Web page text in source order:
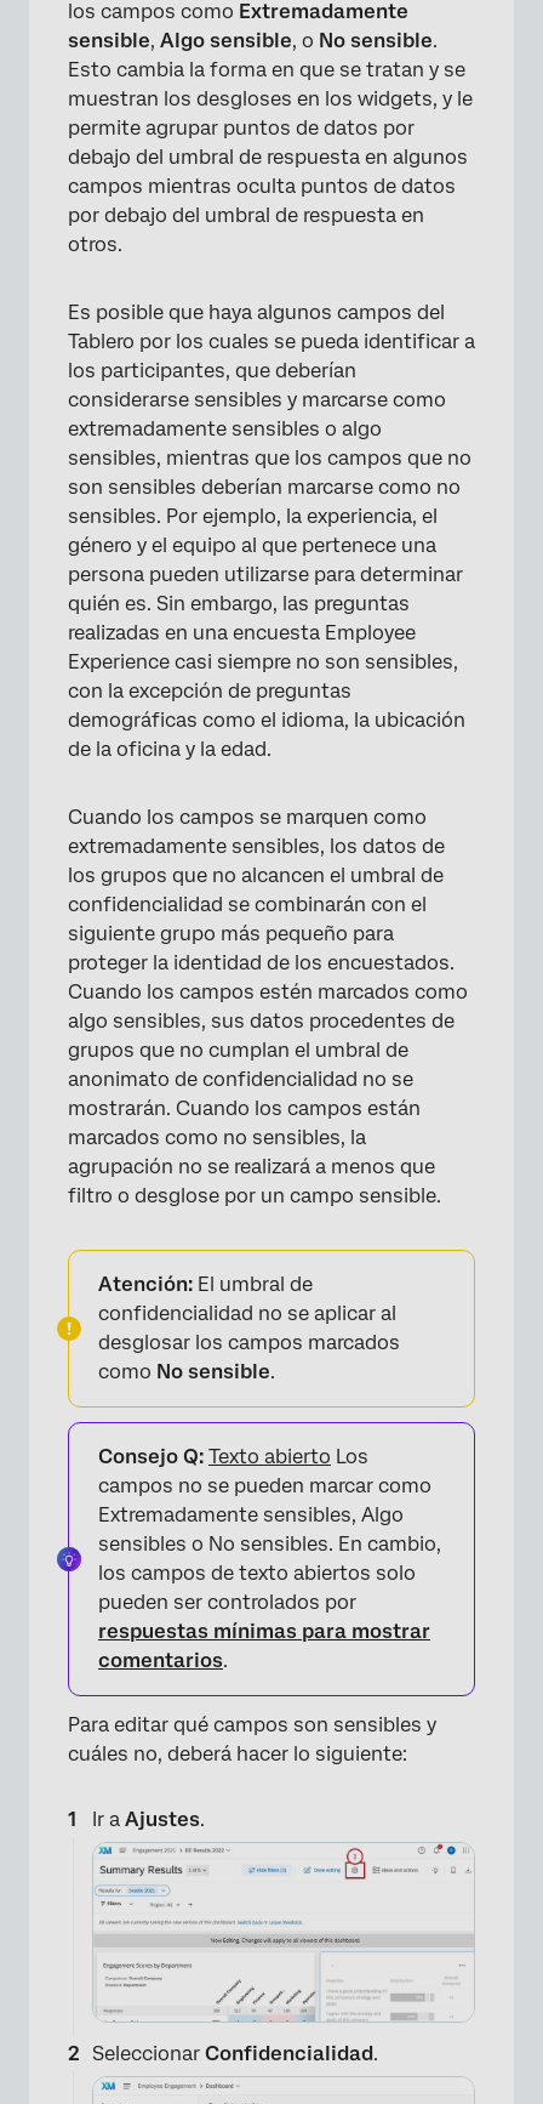
×
los campos como Extremadamente
sensible, Algo sensible, o No sensible.
Esto cambia la forma en que se tratan y se
muestran los desgloses en los widgets, y le
permite agrupar puntos de datos por
debajo del umbral de respuesta en algunos
campos mientras oculta puntos de datos
por debajo del umbral de respuesta en
otros.
Es posible que haya algunos campos del
Tablero por los cuales se pueda identificar a
los participantes, que deberían
considerarse sensibles y marcarse como
extremadamente sensibles o algo
sensibles, mientras que los campos que no
son sensibles deberían marcarse como no
sensibles. Por ejemplo, la experiencia, el
género y el equipo al que pertenece una
persona pueden utilizarse para determinar
quién es. Sin embargo, las preguntas
realizadas en una encuesta Employee
Experience casi siempre no son sensibles,
con la excepción de preguntas
demográficas como el idioma, la ubicación
de la oficina y la edad.
Cuando los campos se marquen como
extremadamente sensibles, los datos de
los grupos que no alcancen el umbral de
confidencialidad se combinarán con el
siguiente grupo más pequeño para
proteger la identidad de los encuestados.
Cuando los campos estén marcados como
algo sensibles, sus datos procedentes de
grupos que no cumplan el umbral de
anonimato de confidencialidad no se
mostrarán. Cuando los campos están
marcados como no sensibles, la
agrupación no se realizará a menos que
filtro o desglose por un campo sensible.
Atención: El umbral de
confidencialidad no se aplicar al
desglosar los campos marcados
como No sensible.
Consejo Q: Texto abierto Los
campos no se pueden marcar como
Extremadamente sensibles, Algo
sensibles o No sensibles. En cambio,
los campos de texto abiertos solo
pueden ser controlados por
respuestas mínimas para mostrar
comentarios.
Para editar qué campos son sensibles y
cuáles no, deberá hacer lo siguiente:
Ir a Ajustes.
Seleccionar Confidencialidad.